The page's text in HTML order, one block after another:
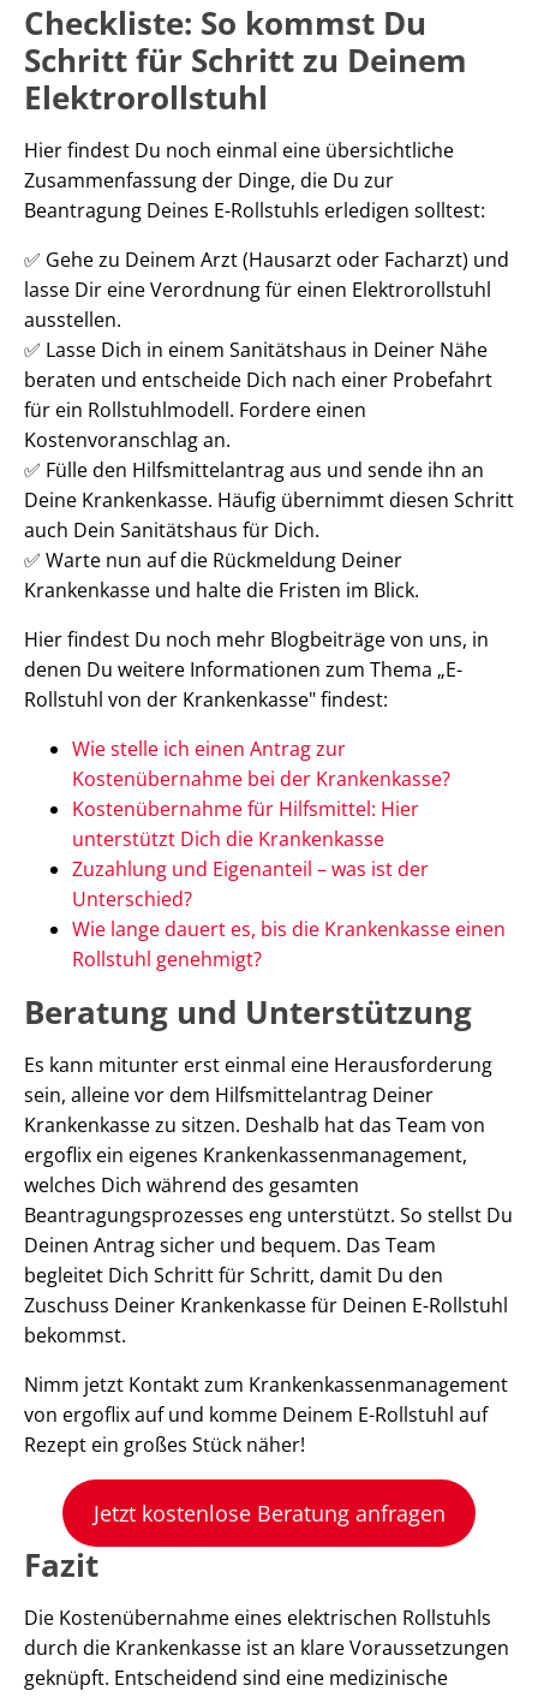
Checkliste: So kommst Du
Schritt für Schritt zu Deinem
Elektrorollstuhl
Hier findest Du noch einmal eine übersichtliche
Zusammenfassung der Dinge, die Du zur
Beantragung Deines E-Rollstuhls erledigen solltest:
✅ Gehe zu Deinem Arzt (Hausarzt oder Facharzt) und
lasse Dir eine Verordnung für einen Elektrorollstuhl
ausstellen.
✅ Lasse Dich in einem Sanitätshaus in Deiner Nähe
beraten und entscheide Dich nach einer Probefahrt
für ein Rollstuhlmodell. Fordere einen
Kostenvoranschlag an.
✅ Fülle den Hilfsmittelantrag aus und sende ihn an
Deine Krankenkasse. Häufig übernimmt diesen Schritt
auch Dein Sanitätshaus für Dich.
✅ Warte nun auf die Rückmeldung Deiner
Krankenkasse und halte die Fristen im Blick.
Hier findest Du noch mehr Blogbeiträge von uns, in
denen Du weitere Informationen zum Thema „E-
Rollstuhl von der Krankenkasse" findest:
Wie stelle ich einen Antrag zur
Kostenübernahme bei der Krankenkasse?
Kostenübernahme für Hilfsmittel: Hier
unterstützt Dich die Krankenkasse
Zuzahlung und Eigenanteil – was ist der
Unterschied?
Wie lange dauert es, bis die Krankenkasse einen
Rollstuhl genehmigt?
Beratung und Unterstützung
Es kann mitunter erst einmal eine Herausforderung
sein, alleine vor dem Hilfsmittelantrag Deiner
Krankenkasse zu sitzen. Deshalb hat das Team von
ergoflix ein eigenes Krankenkassenmanagement,
welches Dich während des gesamten
Beantragungsprozesses eng unterstützt. So stellst Du
Deinen Antrag sicher und bequem. Das Team
begleitet Dich Schritt für Schritt, damit Du den
Zuschuss Deiner Krankenkasse für Deinen E-Rollstuhl
bekommst.
Nimm jetzt Kontakt zum Krankenkassenmanagement
von ergoflix auf und komme Deinem E-Rollstuhl auf
Rezept ein großes Stück näher!
Jetzt kostenlose Beratung anfragen
Fazit
Die Kostenübernahme eines elektrischen Rollstuhls
durch die Krankenkasse ist an klare Voraussetzungen
geknüpft. Entscheidend sind eine medizinische